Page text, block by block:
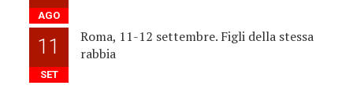
AGO
11
SET
Roma, 11-12 settembre. Figli della stessa
rabbia